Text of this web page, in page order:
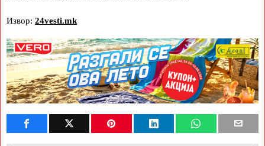
Извор: 24vesti.mk